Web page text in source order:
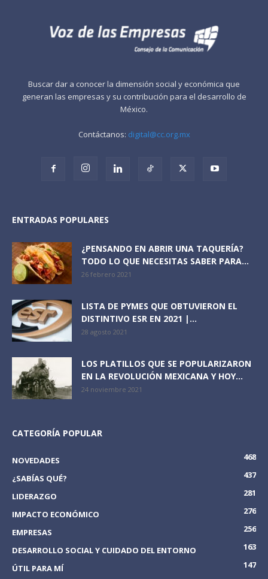
Buscar dar a conocer la dimensión social y económica que
generan las empresas y su contribución para el desarrollo de
México.
Contáctanos: digital@cc.org.mx
ENTRADAS POPULARES
¿PENSANDO EN ABRIR UNA TAQUERÍA?
TODO LO QUE NECESITAS SABER PARA...
26 febrero 2021
LISTA DE PYMES QUE OBTUVIERON EL
DISTINTIVO ESR EN 2021 |...
28 agosto 2021
LOS PLATILLOS QUE SE POPULARIZARON
EN LA REVOLUCIÓN MEXICANA Y HOY...
24 noviembre 2021
CATEGORÍA POPULAR
NOVEDADES
468
¿SABÍAS QUÉ?
437
LIDERAZGO
281
IMPACTO ECONÓMICO
276
EMPRESAS
256
DESARROLLO SOCIAL Y CUIDADO DEL ENTORNO
163
ÚTIL PARA MÍ
147